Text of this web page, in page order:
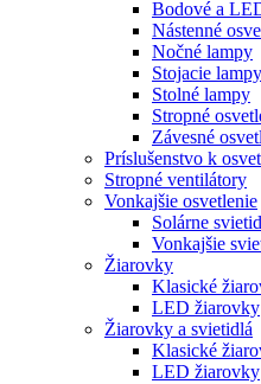
Bodové a
Nástenné
Nočné lampy
Stojacie lampy
Stolné lampy
Stropné
Závesné
Príslušenstvo k
Stropné ventilátory
Vonkajšie osvetlenie
Solárne
Vonkajšie
Žiarovky
Klasické
LED žiarovky
Žiarovky a svietidlá
Klasické
LED žiarovky